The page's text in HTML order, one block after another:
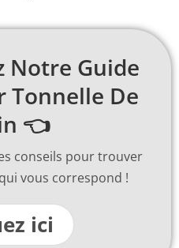
Notre Guide
Tonnelle De
👈
conseils pour trouver
vous correspond !
ici